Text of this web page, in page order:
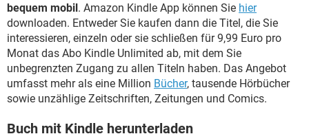
bequem mobil. Amazon Kindle App können Sie hier
downloaden. Entweder Sie kaufen dann die Titel, die Sie
interessieren, einzeln oder sie schließen für 9,99 Euro pro
Monat das Abo Kindle Unlimited ab, mit dem Sie
unbegrenzten Zugang zu allen Titeln haben. Das Angebot
umfasst mehr als eine Million Bücher, tausende Hörbücher
sowie unzählige Zeitschriften, Zeitungen und Comics.
Buch mit Kindle herunterladen